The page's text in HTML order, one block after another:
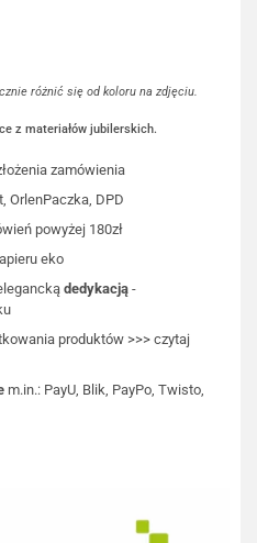
różnić się od koloru na zdjęciu.
z materiałów jubilerskich.
zamówienia
OrlenPaczka, DPD
powyżej 180zł
eko
dedykacją -
produktów >>> czytaj
m.in.: PayU, Blik, PayPo, Twisto,